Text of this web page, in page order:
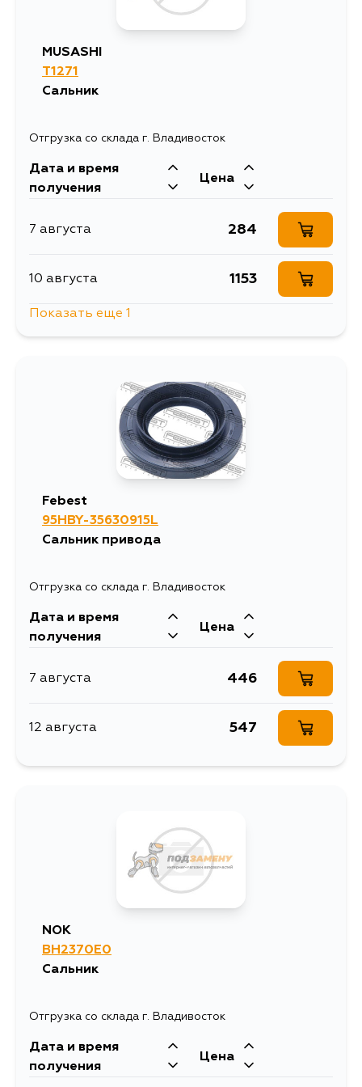
1 сентября
MUSASHI
T1271
Сальник
Отгрузка со склада г. Владивосток
Дата и время
получения
Цена
7 августа 284
10 августа 1153
Показать еще 1
Febest
95HBY-35630915L
Сальник привода
Отгрузка со склада г. Владивосток
Дата и время
получения
Цена
7 августа 446
12 августа 547
NOK
BH2370E0
Сальник
Отгрузка со склада г. Владивосток
Дата и время
получения
Цена